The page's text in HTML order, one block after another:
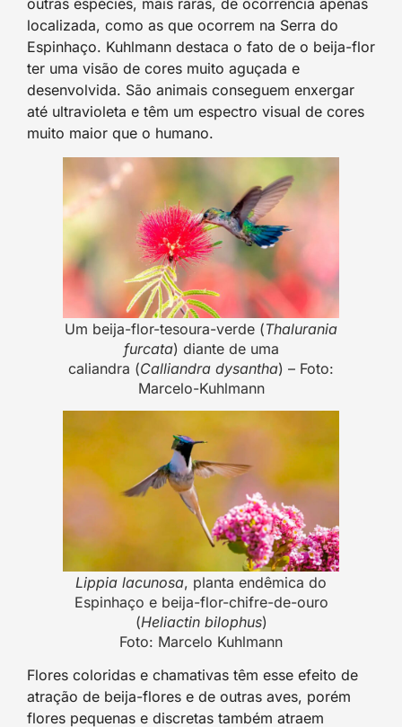
outras espécies, mais raras, de ocorrência apenas
localizada, como as que ocorrem na Serra do
Espinhaço. Kuhlmann destaca o fato de o beija-flor
ter uma visão de cores muito aguçada e
desenvolvida. São animais conseguem enxergar
até ultravioleta e têm um espectro visual de cores
muito maior que o humano.
Um beija-flor-tesoura-verde (Thalurania
furcata) diante de uma
caliandra (Calliandra dysantha) – Foto:
Marcelo-Kuhlmann
Lippia lacunosa, planta endêmica do
Espinhaço e beija-flor-chifre-de-ouro
(Heliactin bilophus)
Foto: Marcelo Kuhlmann
Flores coloridas e chamativas têm esse efeito de
atração de beija-flores e de outras aves, porém
flores pequenas e discretas também atraem